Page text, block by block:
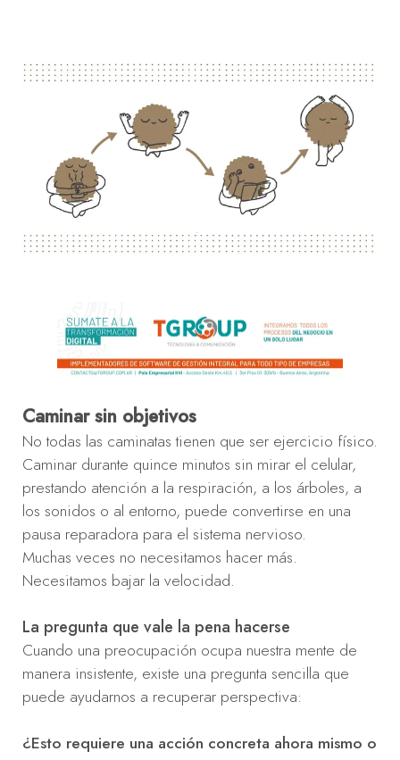
Caminar sin objetivos
No todas las caminatas tienen que ser ejercicio físico.
Caminar durante quince minutos sin mirar el celular,
prestando atención a la respiración, a los árboles, a
los sonidos o al entorno, puede convertirse en una
pausa reparadora para el sistema nervioso.
Muchas veces no necesitamos hacer más.
Necesitamos bajar la velocidad.
La pregunta que vale la pena hacerse
Cuando una preocupación ocupa nuestra mente de
manera insistente, existe una pregunta sencilla que
puede ayudarnos a recuperar perspectiva:
¿Esto requiere una acción concreta ahora mismo o